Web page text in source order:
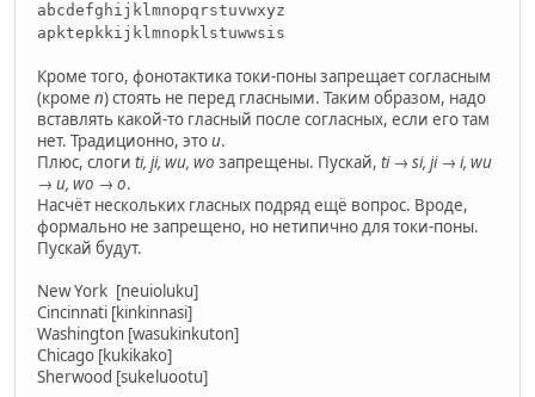
abcdefghijklmnopqrstuvwxyz
apktepkkijklmnopklstuwwsis
Кроме того, фонотактика токи-поны запрещает согласным
(кроме n) стоять не перед гласными. Таким образом, надо
вставлять какой-то гласный после согласных, если его там
нет. Традиционно, этоu.
Плюс, слоги ti, ji, wu, wo запрещены. Пускай, ti → si, ji → i, wu
→ u, wo → o.
Насчёт нескольких гласных подряд ещё вопрос. Вроде,
формально не запрещено, но нетипично для токи-поны.
Пускай будут.
New York [neuioluku]
Cincinnati [kinkinnasi]
Washington [wasukinkuton]
Chicago [kukikako]
Sherwood [sukeluootu]